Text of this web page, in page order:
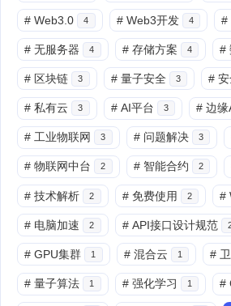
# Web3.0 4 # Web3开发 4 #
# 无服务器 4 # 存储方案 4 #
# 区块链 3 # 量子安全 3 #
# 私有云 3 # AI平台 3 # 边缘
# 工业物联网 3 # 问题解决 3
# 物联网中台 2 # 智能合约 2
# 技术解析 2 # 免费使用 2 #
# 电脑加速 2 # API接口设计规范
# GPU集群 1 # 混合云 1 #
# 量子算法 1 # 强化学习 1 #